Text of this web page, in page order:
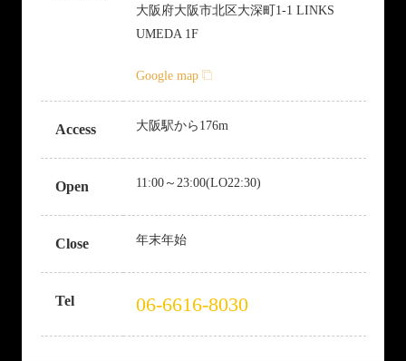
大阪府大阪市北区大深町1-1 LINKS
UMEDA 1F
Google map
Access 大阪駅から176m
Open 11:00～23:00(LO22:30)
Close 年末年始
Tel 06-6616-8030